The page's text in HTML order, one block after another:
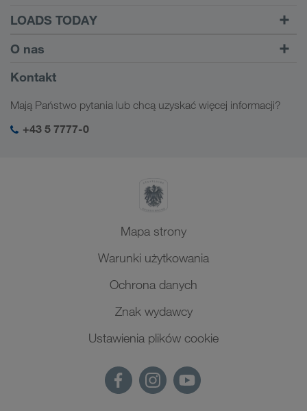
Carrier Services
Onboarding
LOADS TODAY
Znajdź transport w
LOADS TODAY
Więcej informacji
Do logowania
O nas
Informacje o firmie
SHEQ-Management
Kontakt
Mają Państwo pytania lub chcą uzyskać więcej informacji?
+43 5 7777-0
Mapa strony
Warunki użytkowania
Ochrona danych
Znak wydawcy
Ustawienia plików cookie